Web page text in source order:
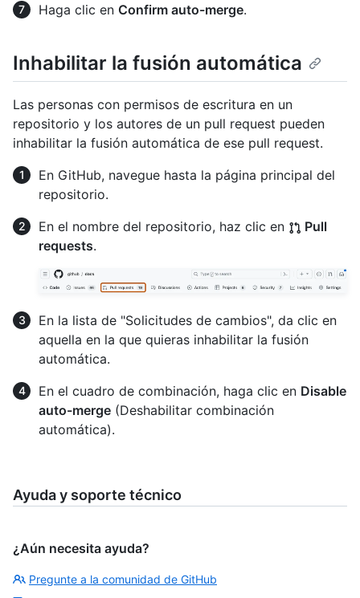
Haga clic en Confirm auto-merge.
Inhabilitar la fusión automática
Las personas con permisos de escritura en un
repositorio y los autores de un pull request pueden
inhabilitar la fusión automática de ese pull request.
En GitHub, navegue hasta la página principal del
repositorio.
En el nombre del repositorio, haz clic en
Pull
requests.
En la lista de "Solicitudes de cambios", da clic en
aquella en la que quieras inhabilitar la fusión
automática.
En el cuadro de combinación, haga clic en Disable
auto-merge (Deshabilitar combinación
automática).
Ayuda y soporte técnico
¿Aún necesita ayuda?
Pregunte a la comunidad de GitHub